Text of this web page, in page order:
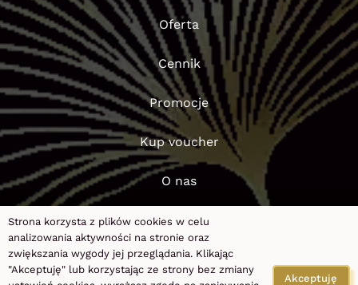
Oferta
Cennik
Promocje
Kup voucher
O nas
Blog
FAQ
Strona korzysta z plików cookies w celu
analizowania aktywności na stronie oraz
zwiększania wygody jej przeglądania. Klikając
"Akceptuję" lub korzystając ze strony bez zmiany
Akceptuję